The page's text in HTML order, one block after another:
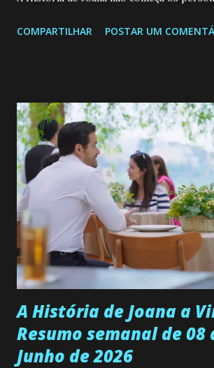
de 25/05/26 a 31/05/26 JOANA
permanecer virgem até encontrar o
ama, o que não é fácil, já que dedica todas
se aprimorar, trabalhando, estudando e
ser a primeira mulher da família a
universidade. Ela tem uma personalidade
muito madura para a idade, determinada,
empática. Detesta injustiças e é uma
teimosa e muito persistente quando
Durante um exame ginecológico, ela é
COMPARTILHAR POSTAR UM
A História de Joana a
Resumo semanal de 08
Junho de 2026